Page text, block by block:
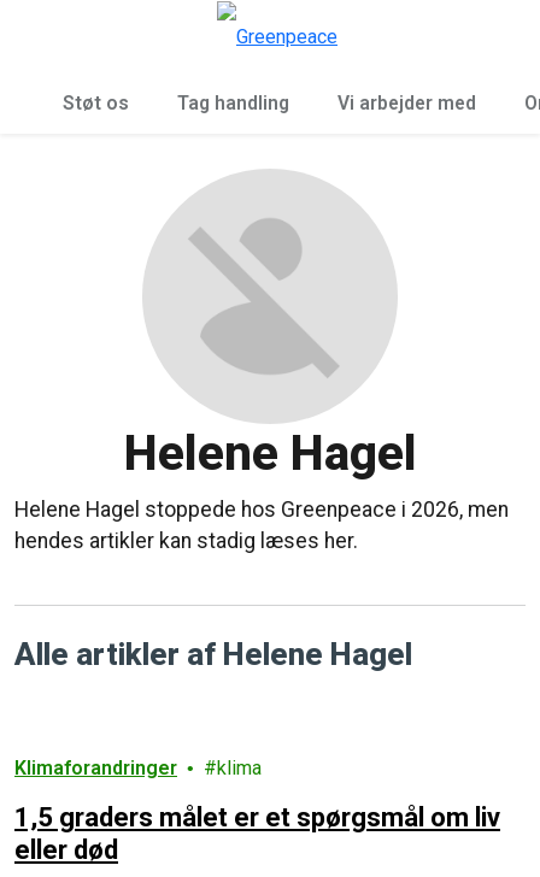
Støt os Tag handling Vi arbejder med
Helene Hagel
Helene Hagel stoppede hos Greenpeace i 2026, men
hendes artikler kan stadig læses her.
Alle artikler af Helene Hagel
Klimaforandringer klima
1,5 graders målet er et spørgsmål om liv
eller død